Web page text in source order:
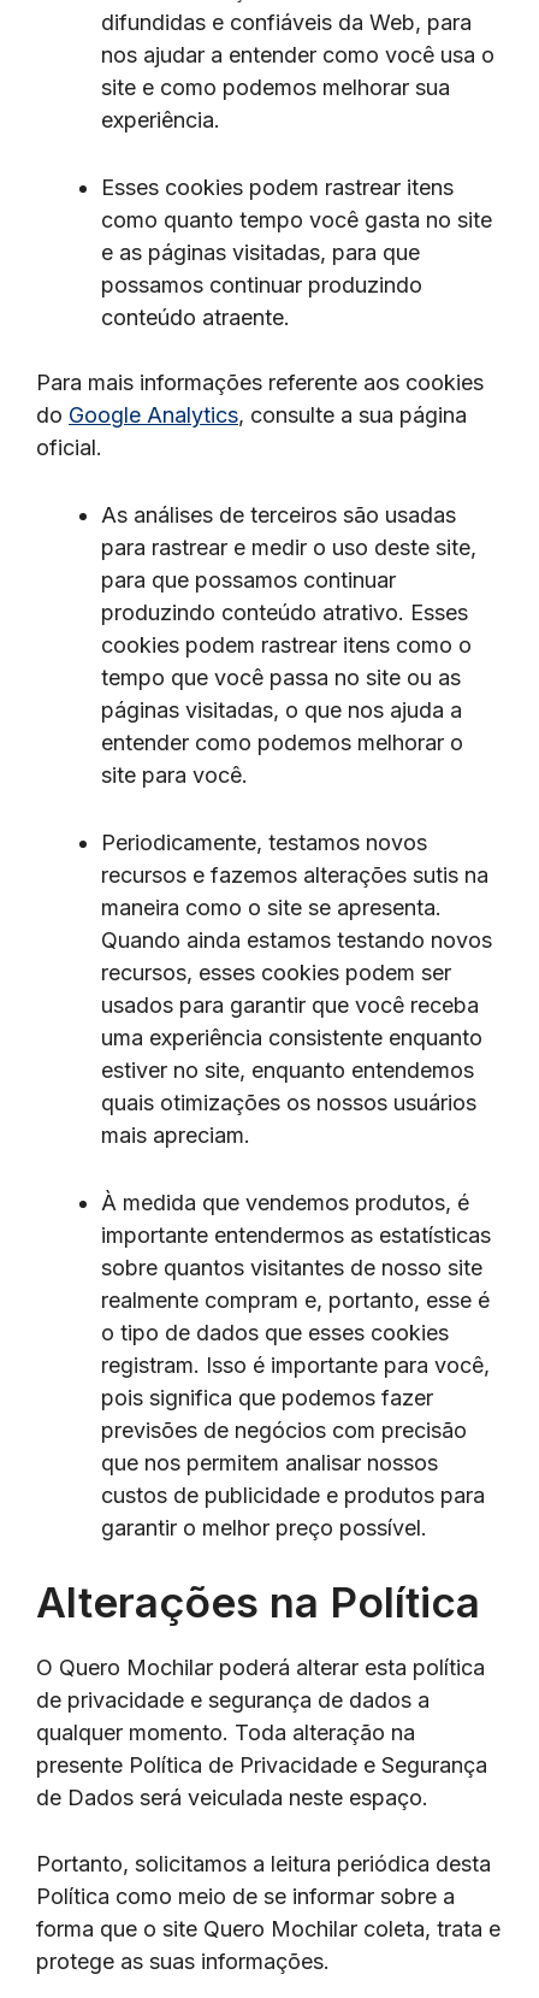
difundidas e confiáveis ​​da Web, para
nos ajudar a entender como você usa o
site e como podemos melhorar sua
experiência.
Esses cookies podem rastrear itens
como quanto tempo você gasta no site
e as páginas visitadas, para que
possamos continuar produzindo
conteúdo atraente.
Para mais informações referente aos cookies
do Google Analytics, consulte a sua página
oficial.
As análises de terceiros são usadas
para rastrear e medir o uso deste site,
para que possamos continuar
produzindo conteúdo atrativo. Esses
cookies podem rastrear itens como o
tempo que você passa no site ou as
páginas visitadas, o que nos ajuda a
entender como podemos melhorar o
site para você.
Periodicamente, testamos novos
recursos e fazemos alterações sutis na
maneira como o site se apresenta.
Quando ainda estamos testando novos
recursos, esses cookies podem ser
usados ​​para garantir que você receba
uma experiência consistente enquanto
estiver no site, enquanto entendemos
quais otimizações os nossos usuários
mais apreciam.
À medida que vendemos produtos, é
importante entendermos as estatísticas
sobre quantos visitantes de nosso site
realmente compram e, portanto, esse é
o tipo de dados que esses cookies
registram. Isso é importante para você,
pois significa que podemos fazer
previsões de negócios com precisão
que nos permitem analisar nossos
custos de publicidade e produtos para
garantir o melhor preço possível.
Alterações na Política
O Quero Mochilar poderá alterar esta política
de privacidade e segurança de dados a
qualquer momento. Toda alteração na
presente Política de Privacidade e Segurança
de Dados será veiculada neste espaço.
Portanto, solicitamos a leitura periódica desta
Política como meio de se informar sobre a
forma que o site Quero Mochilar coleta, trata e
protege as suas informações.